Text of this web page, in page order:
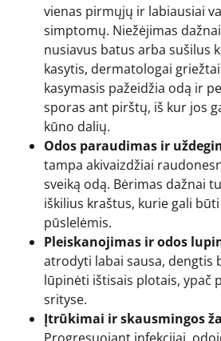
vienas pirmųjų ir labiausiai
simptomų. Niežėjimas
nusiavus batus arba sušilus
kasytis, dermatologai
kasymasis pažeidžia odą ir
sporas ant pirštų, iš kur jos
kūno dalių.
Odos paraudimas ir
tampa akivaizdžiai
sveiką odą. Bėrimas dažnai
iškilius kraštus, kurie gali
pūslelėmis.
Pleiskanojimas ir odos
atrodyti labai sausa, dengtis
lūpinėti ištisais plotais, ypač
srityse.
Įtrūkimai ir skausmingos